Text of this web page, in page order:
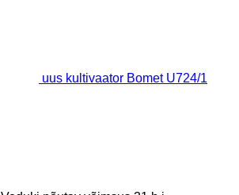
uus kultivaator Bomet U724/1